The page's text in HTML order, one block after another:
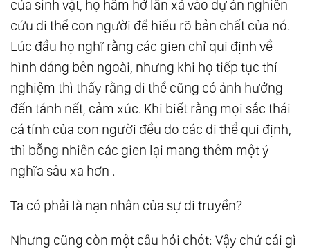
của sinh vật, họ hăm hở lăn xả vào dự án nghiên
cứu di thể con người để hiểu rõ bản chất của nó.
Lúc đầu họ nghĩ rằng các gien chỉ qui định về
hình dáng bên ngoài, nhưng khi họ tiếp tục thí
nghiệm thì thấy rằng di thể cũng có ảnh hưởng
đến tánh nết, cảm xúc. Khi biết rằng mọi sắc thái
cá tính của con người đều do các di thể qui định,
thì bỗng nhiên các gien lại mang thêm một ý
nghĩa sâu xa hơn .
Ta có phải là nạn nhân của sự di truyền?
Nhưng cũng còn một câu hỏi chót: Vậy chứ cái gì